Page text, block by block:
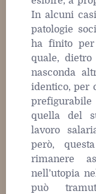
In alcuni
patologie
ha finito
quale, dietro
nasconda
identico, per
prefigurabile
quella del
lavoro
però,
rimanere
nell’utopia
può